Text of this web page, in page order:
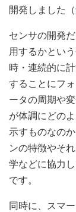
開発しました（
センサの開発
用するかとい
時・連続的に
することにフ
ータの周期や
が体調にどの
示すものなの
ンの特徴やそ
学などに協力
です。
同時に、スマ